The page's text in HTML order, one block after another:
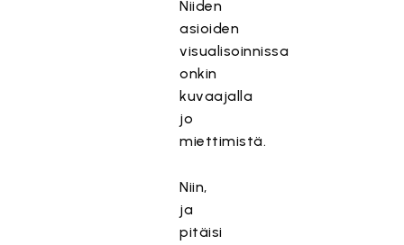
Niiden
asioiden
visualisoinnissa
onkin
kuvaajalla
jo
miettimistä.
Niin,
ja
pitäisi